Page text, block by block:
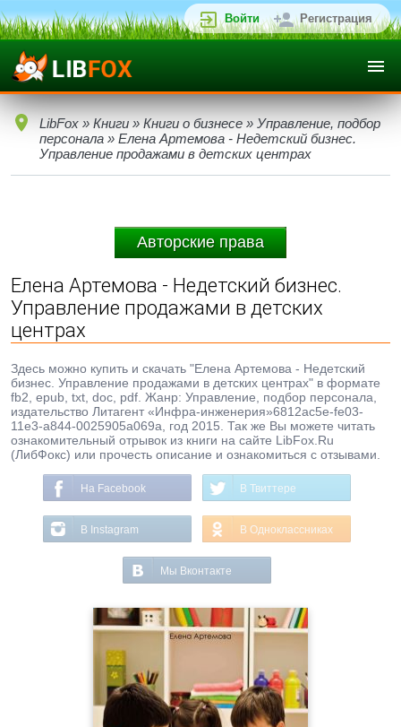
Войти Регистрация
LibFox » Книги » Книги о бизнесе » Управление, подбор
персонала » Елена Артемова - Недетский бизнес.
Управление продажами в детских центрах
Авторские права
Елена Артемова - Недетский бизнес.
Управление продажами в детских
центрах
Здесь можно купить и скачать "Елена Артемова - Недетский
бизнес. Управление продажами в детских центрах" в формате
fb2, epub, txt, doc, pdf. Жанр: Управление, подбор персонала,
издательство Литагент «Инфра-инженерия»6812ac5e-fe03-
11e3-a844-0025905a069a, год 2015. Так же Вы можете читать
ознакомительный отрывок из книги на сайте LibFox.Ru
(ЛибФокс) или прочесть описание и ознакомиться с отзывами.
На Facebook В Твиттере
В Instagram В Одноклассниках
Мы Вконтакте